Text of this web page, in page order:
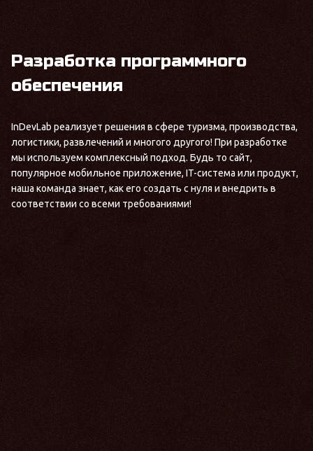
Разработка программного
обеспечения
InDevLab реализует решения в сфере туризма, производства,
логистики, развлечений и многого другого! При разработке
мы используем комплексный подход. Будь то сайт,
популярное мобильное приложение, IT-система или продукт,
наша команда знает, как его создать с нуля и внедрить в
соответствии со всеми требованиями!